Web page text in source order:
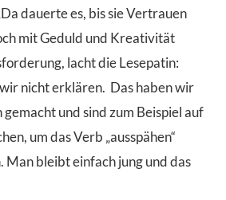
dauerte es, bis sie Vertrauen
mit Geduld und Kreativität
lacht die Lesepatin:
nicht erklären. Das haben wir
und sind zum Beispiel auf
um das Verb „ausspähen“
Man bleibt einfach jung und das